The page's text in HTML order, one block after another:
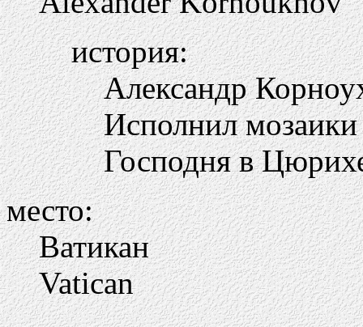
история:
Александр
Исполнил
Господня в
место:
Ватикан
Vatican